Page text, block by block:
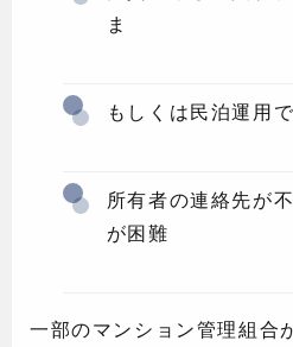
ま
もしくは民泊運用
所有者の連絡先が
が困難
一部のマンション管理組合